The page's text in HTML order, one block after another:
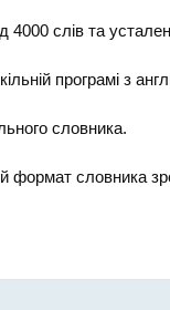
4000 слів та
програмі з
словника.
формат словника